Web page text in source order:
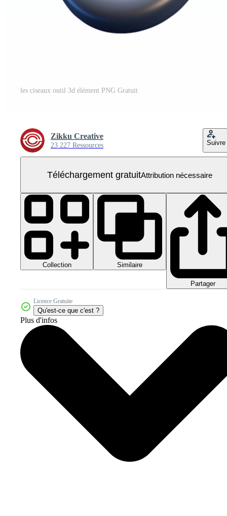
les ciseaux outil 3d élément PNG Gratuit
Zikku Creative
23 227 Ressources Suivre
Téléchargement gratuitAttribution nécessaire
Collection Similaire
Partager
Licence Gratuite
Qu'est-ce que c'est ?
Plus d'infos